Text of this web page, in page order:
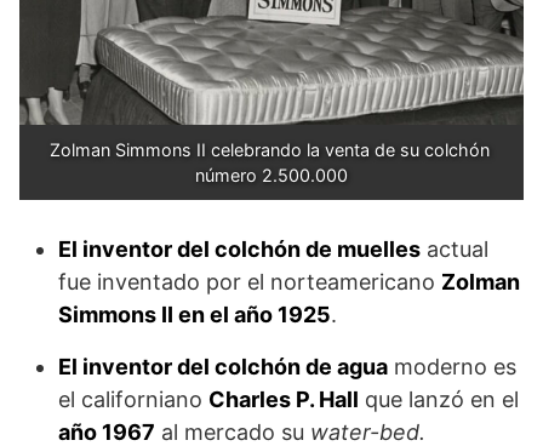
Zolman Simmons II celebrando la venta de su colchón
número 2.500.000
El inventor del colchón de muelles actual
fue inventado por el norteamericano Zolman
Simmons II en el año 1925.
El inventor del colchón de agua moderno es
el californiano Charles P. Hall que lanzó en el
año 1967 al mercado su water-bed.